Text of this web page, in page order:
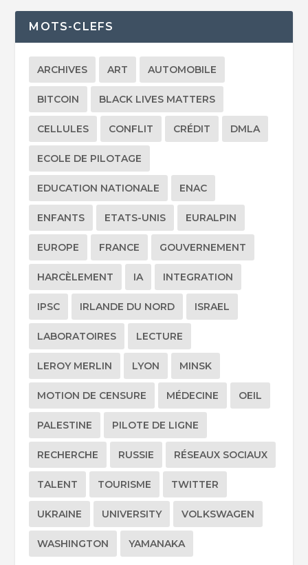
MOTS-CLEFS
ARCHIVES ART AUTOMOBILE
BITCOIN BLACK LIVES MATTERS
CELLULES CONFLIT CRÉDIT DMLA
ECOLE DE PILOTAGE
EDUCATION NATIONALE ENAC
ENFANTS ETATS-UNIS EURALPIN
EUROPE FRANCE GOUVERNEMENT
HARCÈLEMENT IA INTEGRATION
IPSC IRLANDE DU NORD ISRAEL
LABORATOIRES LECTURE
LEROY MERLIN LYON MINSK
MOTION DE CENSURE MÉDECINE OEIL
PALESTINE PILOTE DE LIGNE
RECHERCHE RUSSIE RÉSEAUX SOCIAUX
TALENT TOURISME TWITTER
UKRAINE UNIVERSITY VOLKSWAGEN
WASHINGTON YAMANAKA